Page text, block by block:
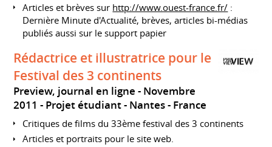
Articles et brèves sur http://www.ouest-france.fr/ :
Dernière Minute d'Actualité, brèves, articles bi-médias
publiés aussi sur le support papier
Rédactrice et illustratrice pour le
Festival des 3 continents
Preview, journal en ligne Novembre
2011 Projet étudiant Nantes France
Critiques de films du 33ème festival des 3 continents
Articles et portraits pour le site web.